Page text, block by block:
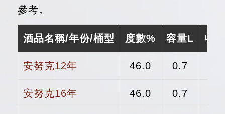
參考。
酒品名稱/年份/桶型 度數% 容量L 收
安努克12年 46.0 0.7
安努克16年 46.0 0.7